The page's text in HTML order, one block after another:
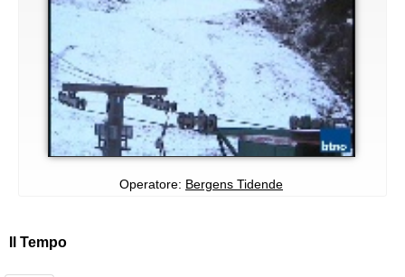
Operatore: Bergens Tidende
Il Tempo